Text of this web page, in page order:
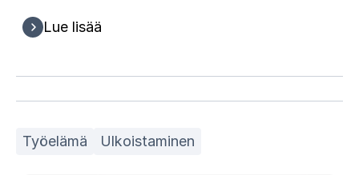
Lue lisää
Työelämä Ulkoistaminen